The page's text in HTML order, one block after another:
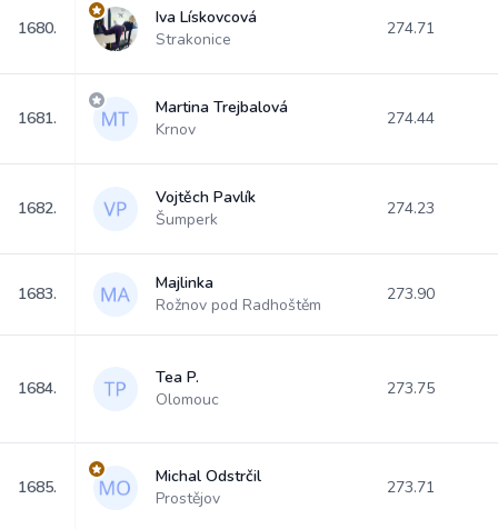
1680.
Iva Lískovcová
Strakonice
274.71
1681.
Martina Trejbalová
Krnov
274.44
1682.
Vojtěch Pavlík
Šumperk
274.23
1683.
Majlinka
Rožnov pod Radhoštěm
273.90
1684.
Tea P.
Olomouc
273.75
1685.
Michal Odstrčil
Prostějov
273.71